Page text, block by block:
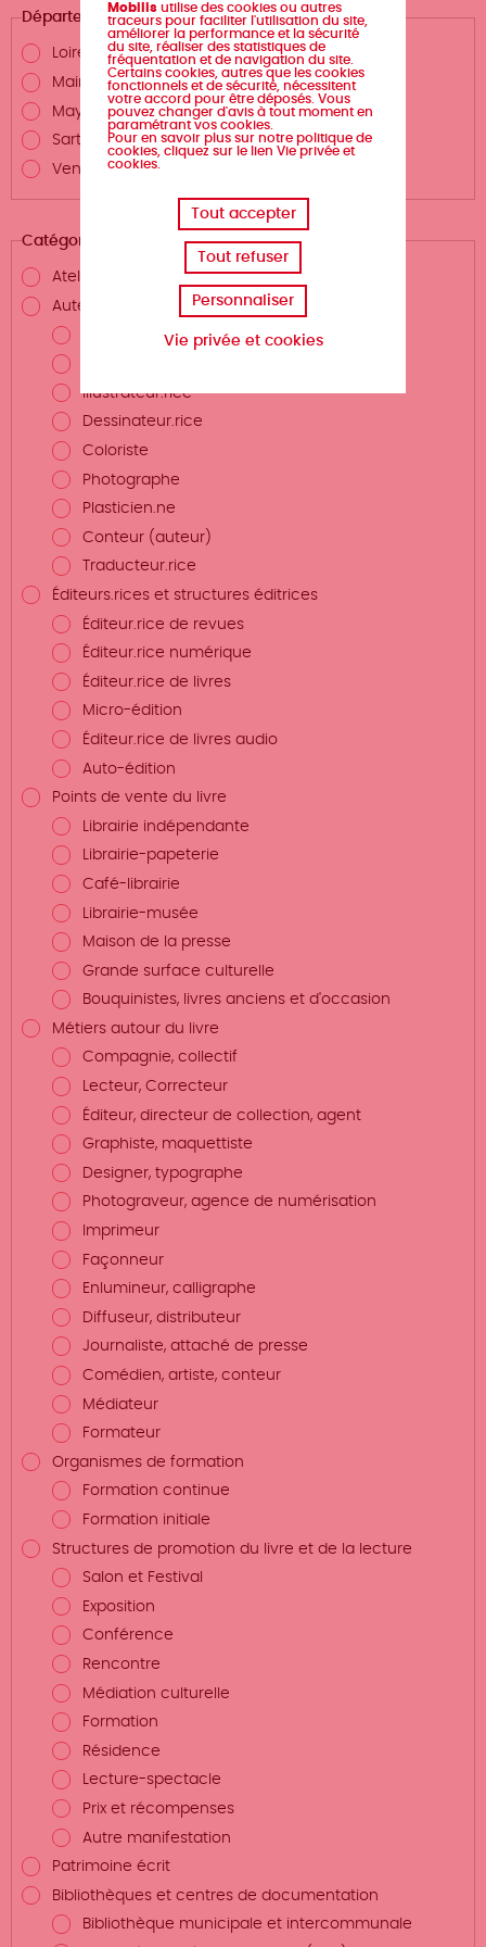
Département
Loire-Atlantique
Maine-et-Loire
Mayenne
Sarthe
Vendée
Catégories
Atelier d'écriture
Auteurs.rices et métiers de la création
Illustrateur.rice
Dessinateur.rice
Coloriste
Photographe
Plasticien.ne
Conteur (auteur)
Traducteur.rice
Éditeurs.rices et structures éditrices
Éditeur.rice de revues
Éditeur.rice numérique
Éditeur.rice de livres
Micro-édition
Éditeur.rice de livres audio
Auto-édition
Points de vente du livre
Librairie indépendante
Librairie-papeterie
Café-librairie
Librairie-musée
Maison de la presse
Grande surface culturelle
Bouquinistes, livres anciens et d'occasion
Métiers autour du livre
Compagnie, collectif
Lecteur, Correcteur
Éditeur, directeur de collection, agent
Graphiste, maquettiste
Designer, typographe
Photograveur, agence de numérisation
Imprimeur
Façonneur
Enlumineur, calligraphe
Diffuseur, distributeur
Journaliste, attaché de presse
Comédien, artiste, conteur
Médiateur
Formateur
Organismes de formation
Formation continue
Formation initiale
Structures de promotion du livre et de la lecture
Salon et Festival
Exposition
Conférence
Rencontre
Médiation culturelle
Formation
Résidence
Lecture-spectacle
Prix et récompenses
Autre manifestation
Patrimoine écrit
Bibliothèques et centres de documentation
Bibliothèque municipale et intercommunale
Mobilis utilise des cookies ou autres
traceurs pour faciliter l'utilisation du site,
améliorer la performance et la sécurité
du site, réaliser des statistiques de
fréquentation et de navigation du site.
Certains cookies, autres que les cookies
fonctionnels et de sécurité, nécessitent
votre accord pour être déposés. Vous
pouvez changer d'avis à tout moment en
paramétrant vos cookies.
Pour en savoir plus sur notre politique de
cookies, cliquez sur le lien Vie privée et
cookies.
Tout accepter
Tout refuser
Personnaliser
Vie privée et cookies